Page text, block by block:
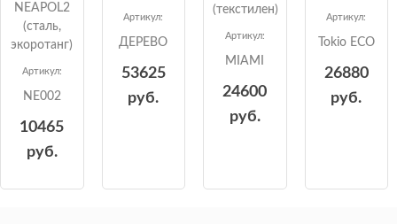
NEAPOL2
(сталь,
экоротанг)
Артикул:
NE002
10465
руб.
Артикул:
ДЕРЕВО
53625
руб.
(текстилен)
Артикул:
MIAMI
24600
руб.
Артикул:
Tokio ECO
26880
руб.